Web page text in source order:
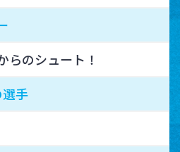
らのシュート！
手